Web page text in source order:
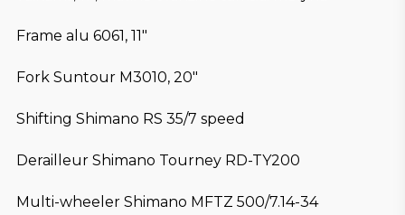
Frame alu 6061, 11″
Fork Suntour M3010, 20″
Shifting Shimano RS 35/7 speed
Derailleur Shimano Tourney RD-TY200
Multi-wheeler Shimano MFTZ 500/7.14-34